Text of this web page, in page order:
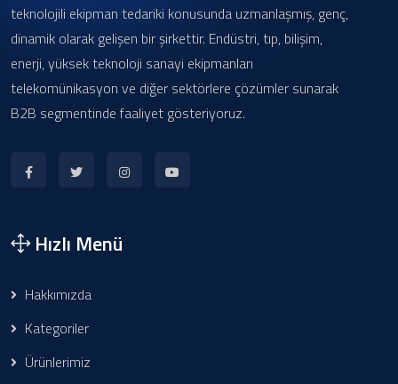
teknolojili ekipman tedariki konusunda uzmanlaşmış, genç,
dinamik olarak gelişen bir şirkettir. Endüstri, tıp, bilişim,
enerji, yüksek teknoloji sanayi ekipmanları
telekomünikasyon ve diğer sektörlere çözümler sunarak
B2B segmentinde faaliyet gösteriyoruz.
Hızlı Menü
Hakkımızda
Kategoriler
Ürünlerimiz